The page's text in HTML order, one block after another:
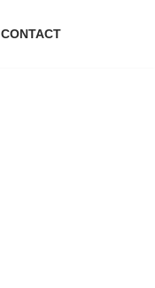
CONTACT